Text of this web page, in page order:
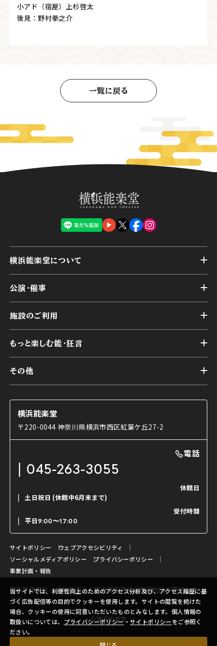
当サイトでは、利便性向上のためのアクセス分析及び、アクセス履歴に基
づく広告配信等の目的でクッキーを使用します。サイトの閲覧を続けた
場合、クッキーの使用に同意いただいたものとみなします。個人情報の
取扱いについては、 プライバシーポリシー・サイトポリシーをご参照く
ださい。
小アド（宿屋）上杉啓太
後見：野村拳之介
一覧に戻る
横浜能楽堂について
横浜能楽堂が取り組んだ事業
能舞台の歴史と特徴
様々なお客様に向けて
本舞台座席
交通アクセス
公演・催事
アーカイブ
施設のご利用
第二舞台
研修室
楽屋
ご利用の流れ
利用料金表
もっと楽しむ能・狂言
能舞台と演じ手
使用する道具
能・狂言の曲目説明
日本の古典芸能
その他
コラム
OTABISHO
チケット購入方法
ご寄附について
よくいただくご質問
お問い合わせ
横浜能楽堂
〒220-0044 神奈川県横浜市西区紅葉ケ丘27-2
電話
045-263-3055
休館日
土日祝日 (休館中6月末まで)
受付時間
平日9:00〜17:00
サイトポリシー
ウェブアクセシビリティ
ソーシャルメディアポリシー
プライバシーポリシー
事業計画・報告
横浜能楽堂は、公益財団法人横浜市芸術文化振興財団が運営してい
ます。
©横浜能楽堂